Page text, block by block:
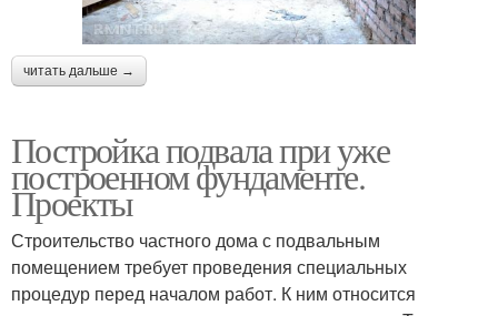
читать дальше →
Постройка подвала при уже
построенном фундаменте.
Проекты
Строительство частного дома с подвальным
помещением требует проведения специальных
процедур перед началом работ. К ним относится